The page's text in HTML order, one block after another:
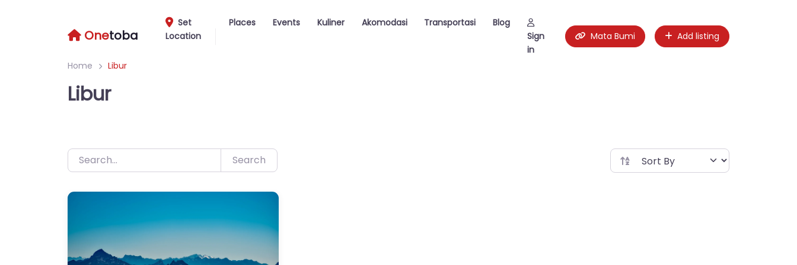
Onetoba
Set
Location
Places Events Kuliner Akomodasi Transportasi
Blog
Sign
in
Mata Bumi Add listing
Home Libur
Libur
Search